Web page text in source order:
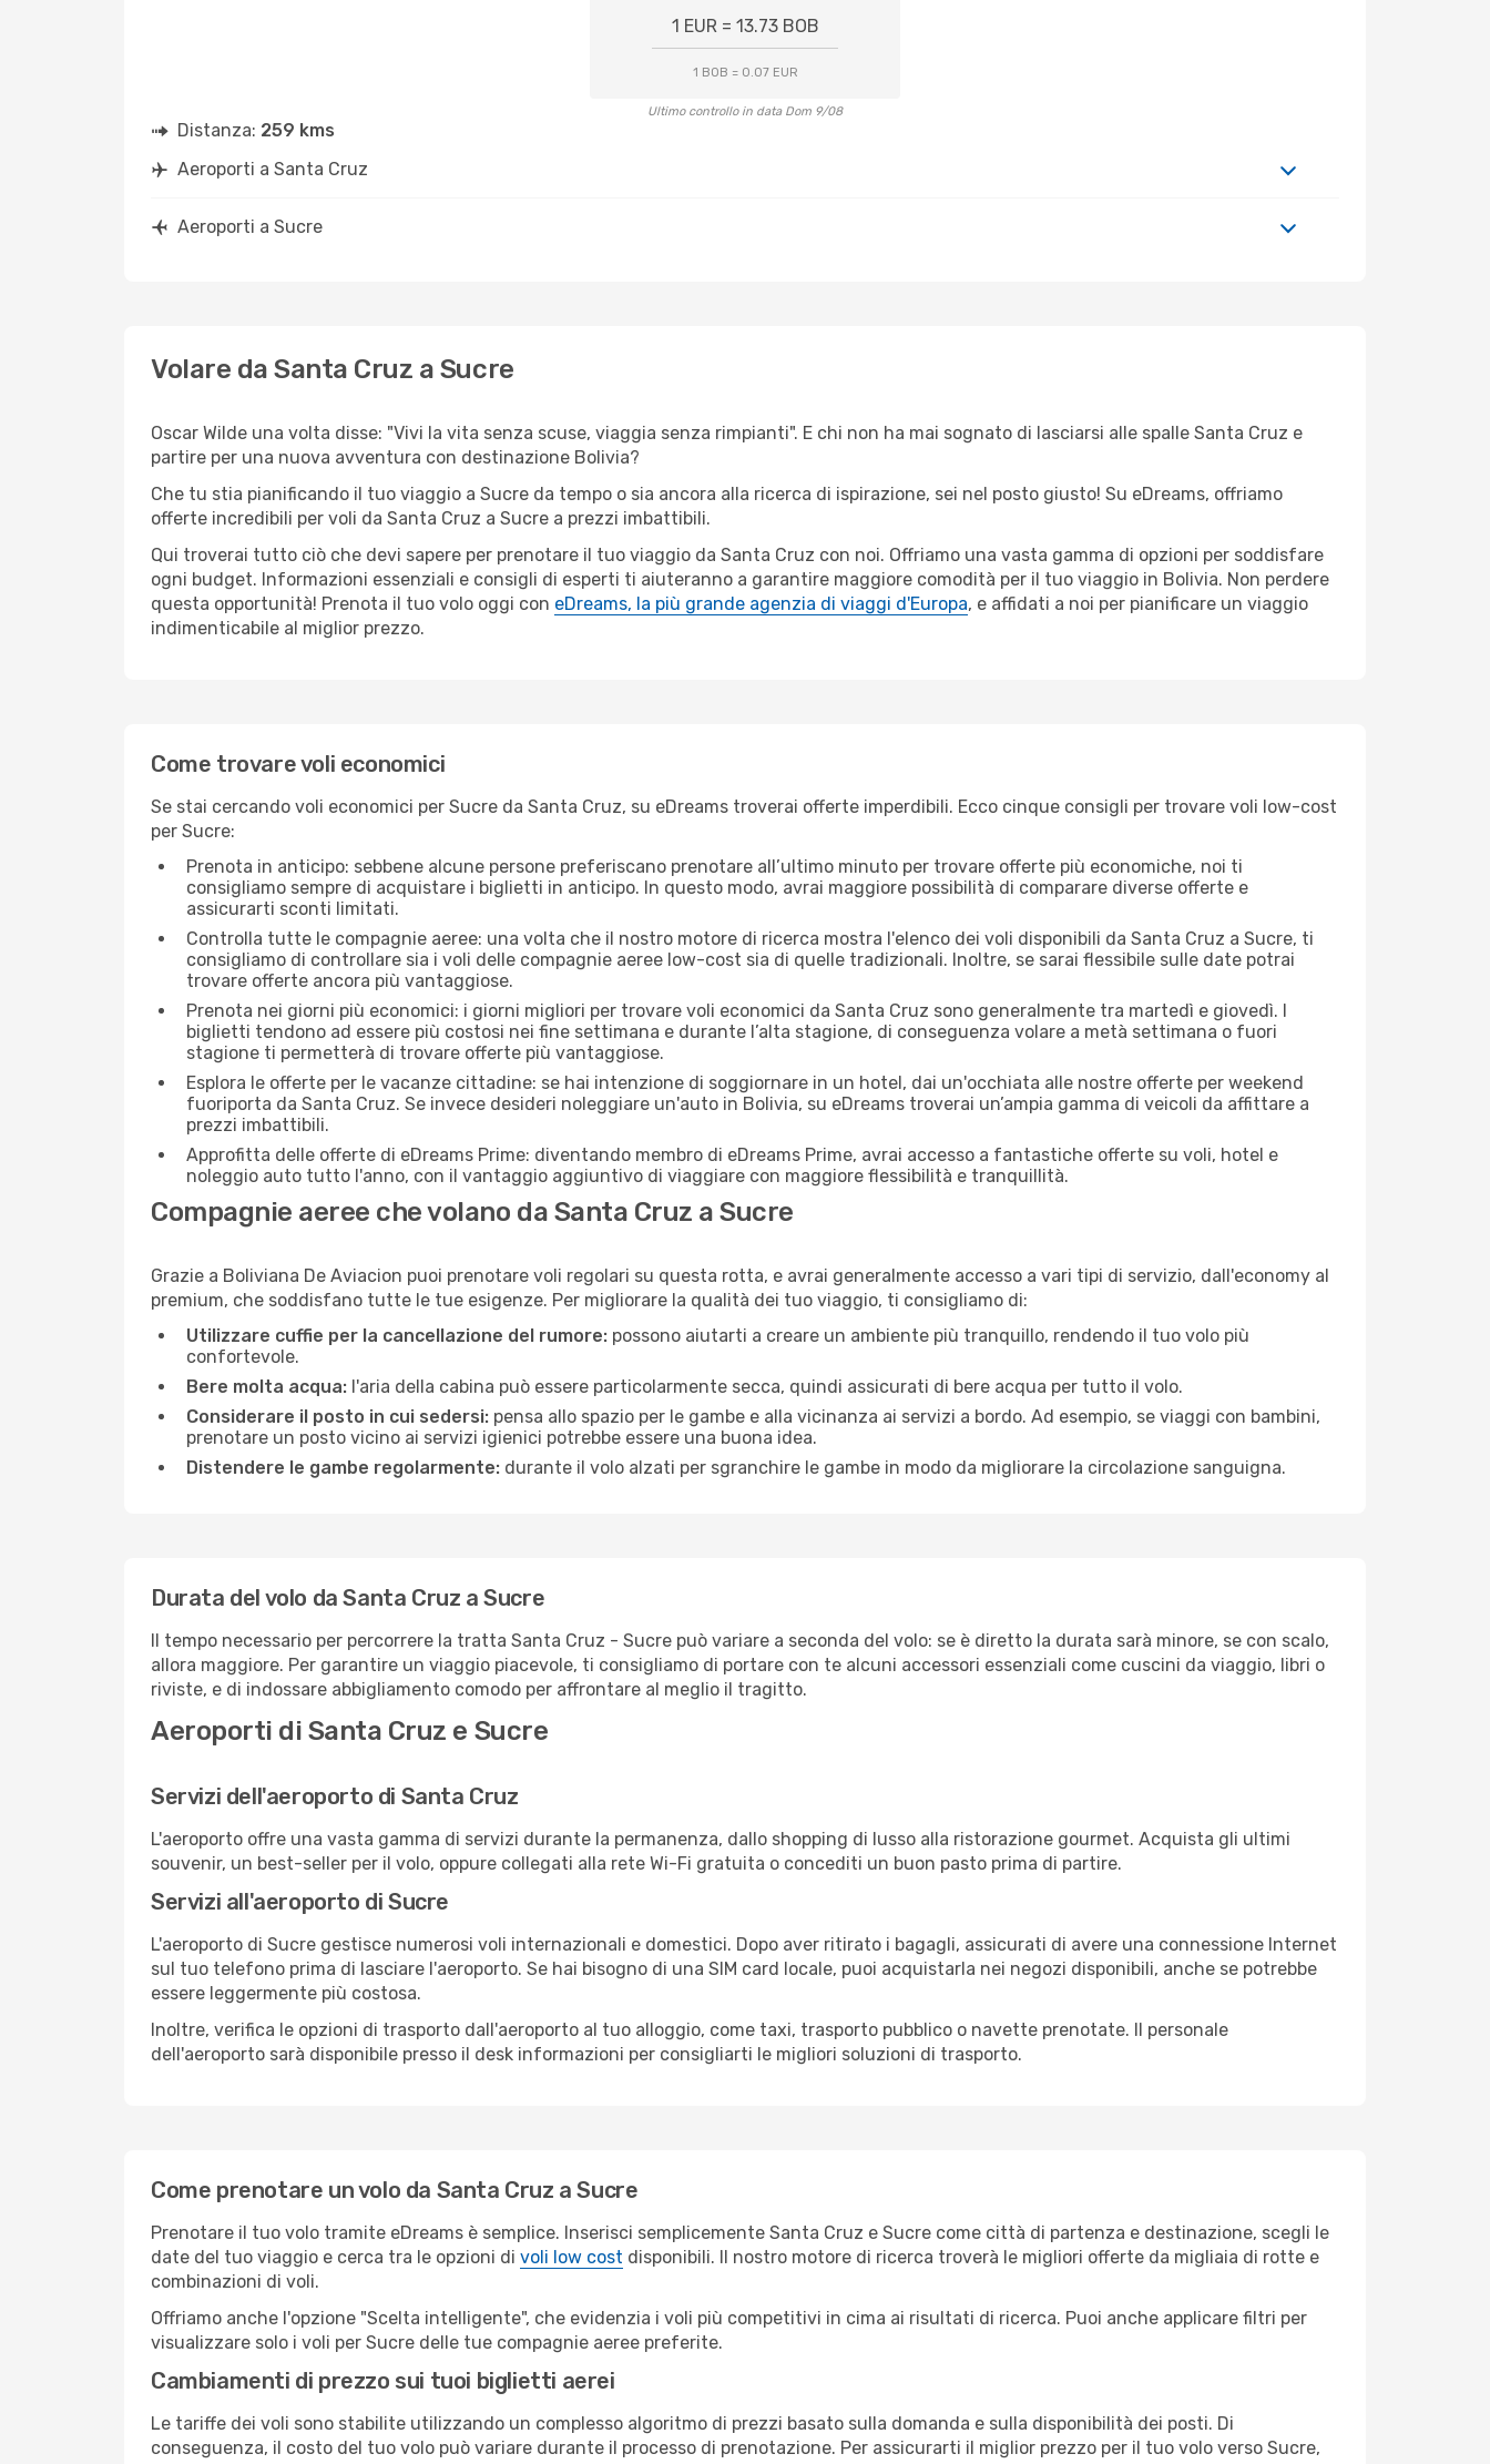
1 EUR = 13.73 BOB
1 BOB = 0.07 EUR
Ultimo controllo in data Dom 9/08
Distanza: 259 kms
Aeroporti a Santa Cruz
Aeroporti a Sucre
Volare da Santa Cruz a Sucre
Oscar Wilde una volta disse: "Vivi la vita senza scuse, viaggia senza rimpianti". E chi non ha mai sognato di lasciarsi alle spalle Santa Cruz e
partire per una nuova avventura con destinazione Bolivia?
Che tu stia pianificando il tuo viaggio a Sucre da tempo o sia ancora alla ricerca di ispirazione, sei nel posto giusto! Su eDreams, offriamo
offerte incredibili per voli da Santa Cruz a Sucre a prezzi imbattibili.
Qui troverai tutto ciò che devi sapere per prenotare il tuo viaggio da Santa Cruz con noi. Offriamo una vasta gamma di opzioni per soddisfare
ogni budget. Informazioni essenziali e consigli di esperti ti aiuteranno a garantire maggiore comodità per il tuo viaggio in Bolivia. Non perdere
questa opportunità! Prenota il tuo volo oggi con eDreams, la più grande agenzia di viaggi d'Europa, e affidati a noi per pianificare un viaggio
indimenticabile al miglior prezzo.
Come trovare voli economici
Se stai cercando voli economici per Sucre da Santa Cruz, su eDreams troverai offerte imperdibili. Ecco cinque consigli per trovare voli low-cost
per Sucre:
Prenota in anticipo: sebbene alcune persone preferiscano prenotare all’ultimo minuto per trovare offerte più economiche, noi ti
consigliamo sempre di acquistare i biglietti in anticipo. In questo modo, avrai maggiore possibilità di comparare diverse offerte e
assicurarti sconti limitati.
Controlla tutte le compagnie aeree: una volta che il nostro motore di ricerca mostra l'elenco dei voli disponibili da Santa Cruz a Sucre, ti
consigliamo di controllare sia i voli delle compagnie aeree low-cost sia di quelle tradizionali. Inoltre, se sarai flessibile sulle date potrai
trovare offerte ancora più vantaggiose.
Prenota nei giorni più economici: i giorni migliori per trovare voli economici da Santa Cruz sono generalmente tra martedì e giovedì. I
biglietti tendono ad essere più costosi nei fine settimana e durante l’alta stagione, di conseguenza volare a metà settimana o fuori
stagione ti permetterà di trovare offerte più vantaggiose.
Esplora le offerte per le vacanze cittadine: se hai intenzione di soggiornare in un hotel, dai un'occhiata alle nostre offerte per weekend
fuoriporta da Santa Cruz. Se invece desideri noleggiare un'auto in Bolivia, su eDreams troverai un’ampia gamma di veicoli da affittare a
prezzi imbattibili.
Approfitta delle offerte di eDreams Prime: diventando membro di eDreams Prime, avrai accesso a fantastiche offerte su voli, hotel e
noleggio auto tutto l'anno, con il vantaggio aggiuntivo di viaggiare con maggiore flessibilità e tranquillità.
Compagnie aeree che volano da Santa Cruz a Sucre
Grazie a Boliviana De Aviacion puoi prenotare voli regolari su questa rotta, e avrai generalmente accesso a vari tipi di servizio, dall'economy al
premium, che soddisfano tutte le tue esigenze. Per migliorare la qualità dei tuo viaggio, ti consigliamo di:
Utilizzare cuffie per la cancellazione del rumore: possono aiutarti a creare un ambiente più tranquillo, rendendo il tuo volo più
confortevole.
Bere molta acqua: l'aria della cabina può essere particolarmente secca, quindi assicurati di bere acqua per tutto il volo.
Considerare il posto in cui sedersi: pensa allo spazio per le gambe e alla vicinanza ai servizi a bordo. Ad esempio, se viaggi con bambini,
prenotare un posto vicino ai servizi igienici potrebbe essere una buona idea.
Distendere le gambe regolarmente: durante il volo alzati per sgranchire le gambe in modo da migliorare la circolazione sanguigna.
Durata del volo da Santa Cruz a Sucre
Il tempo necessario per percorrere la tratta Santa Cruz - Sucre può variare a seconda del volo: se è diretto la durata sarà minore, se con scalo,
allora maggiore. Per garantire un viaggio piacevole, ti consigliamo di portare con te alcuni accessori essenziali come cuscini da viaggio, libri o
riviste, e di indossare abbigliamento comodo per affrontare al meglio il tragitto.
Aeroporti di Santa Cruz e Sucre
Servizi dell'aeroporto di Santa Cruz
L'aeroporto offre una vasta gamma di servizi durante la permanenza, dallo shopping di lusso alla ristorazione gourmet. Acquista gli ultimi
souvenir, un best-seller per il volo, oppure collegati alla rete Wi-Fi gratuita o concediti un buon pasto prima di partire.
Servizi all'aeroporto di Sucre
L'aeroporto di Sucre gestisce numerosi voli internazionali e domestici. Dopo aver ritirato i bagagli, assicurati di avere una connessione Internet
sul tuo telefono prima di lasciare l'aeroporto. Se hai bisogno di una SIM card locale, puoi acquistarla nei negozi disponibili, anche se potrebbe
essere leggermente più costosa.
Inoltre, verifica le opzioni di trasporto dall'aeroporto al tuo alloggio, come taxi, trasporto pubblico o navette prenotate. Il personale
dell'aeroporto sarà disponibile presso il desk informazioni per consigliarti le migliori soluzioni di trasporto.
Come prenotare un volo da Santa Cruz a Sucre
Prenotare il tuo volo tramite eDreams è semplice. Inserisci semplicemente Santa Cruz e Sucre come città di partenza e destinazione, scegli le
date del tuo viaggio e cerca tra le opzioni di voli low cost disponibili. Il nostro motore di ricerca troverà le migliori offerte da migliaia di rotte e
combinazioni di voli.
Offriamo anche l'opzione "Scelta intelligente", che evidenzia i voli più competitivi in cima ai risultati di ricerca. Puoi anche applicare filtri per
visualizzare solo i voli per Sucre delle tue compagnie aeree preferite.
Cambiamenti di prezzo sui tuoi biglietti aerei
Le tariffe dei voli sono stabilite utilizzando un complesso algoritmo di prezzi basato sulla domanda e sulla disponibilità dei posti. Di
conseguenza, il costo del tuo volo può variare durante il processo di prenotazione. Per assicurarti il miglior prezzo per il tuo volo verso Sucre,